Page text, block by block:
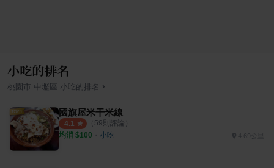
小吃的排名
桃園市 中壢區 小吃 的排名 ›
國旗屋米干米線
4.1 （ 59則評論）
均消 $100 ・ 小吃 4.69公里